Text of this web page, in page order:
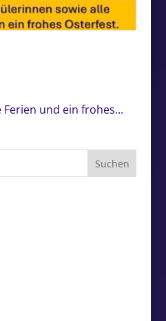
und ein frohes...